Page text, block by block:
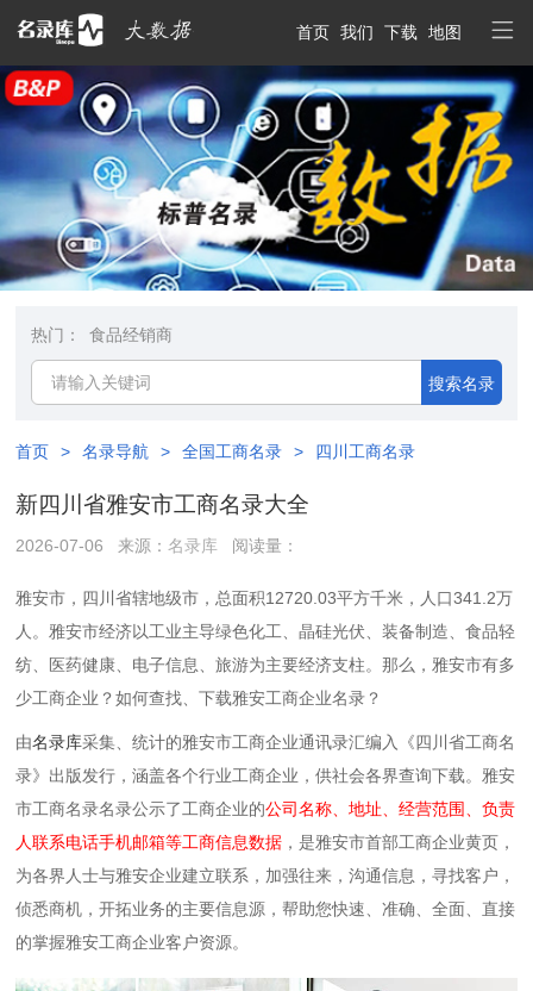
首页 我们 下载 地图
热门： 食品经销商
搜索名录
首页 > 名录导航 > 全国工商名录 > 四川工商名录
新四川省雅安市工商名录大全
2026-07-06 来源：名录库 阅读量：
雅安市，四川省辖地级市，总面积12720.03平方千米，人口341.2万
人。雅安市经济以‌工业主导绿色化工、晶硅光伏、装备制造、食品轻
纺、医药健康、电子信息、旅游‌为主要经济支柱。‌‌那么， 雅安市有多
少工商企业？如何查找、下载雅安工商企业名录？
由名录库采集、统计的雅安市工商企业通讯录汇编入《四川省工商名
录》出版发行，涵盖各个行业工商企业，供社会各界查询下载。雅安
市工商名录名录公示了工商企业的公司名称、地址、经营范围、负责
人联系电话手机邮箱等工商信息数据 ，是雅安市首部工商企业黄页，
为各界人士与雅安企业建立联系，加强往来，沟通信息，寻找客户，
侦悉商机，开拓业务的主要信息源，帮助您快速、准确、全面、直接
的掌握雅安工商企业客户资源。